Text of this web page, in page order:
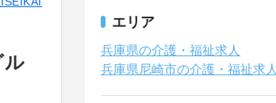
ル
エリア
兵庫県の介護・福祉求人
兵庫県尼崎市の介護・福祉求人